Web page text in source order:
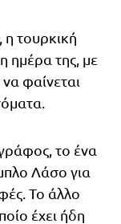
τουρκική
ημέρα της, με
φαίνεται
το ένα
Λάσο για
Το άλλο
έχει ήδη